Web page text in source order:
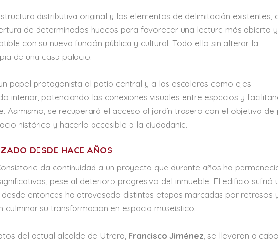
distributiva original y los elementos de delimitación existentes,
de determinados huecos para favorecer una lectura más abierta y
con su nueva función pública y cultural. Todo ello sin alterar la
de una casa palacio.
papel protagonista al patio central y a las escaleras como ejes
interior, potenciando las conexiones visuales entre espacios y
Asimismo, se recuperará el acceso al jardín trasero con el objetivo de
histórico y hacerlo accesible a la ciudadanía.
DESDE HACE AÑOS
da continuidad a un proyecto que durante años ha
pese al deterioro progresivo del inmueble. El edificio sufrió
desde entonces ha atravesado distintas etapas marcadas por retrasos
culminar su transformación en espacio museístico.
del actual alcalde de Utrera, Francisco Jiménez , se llevaron a cabo